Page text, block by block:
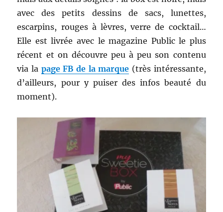
avec des petits dessins de sacs, lunettes,
escarpins, rouges à lèvres, verre de cocktail…
Elle est livrée avec le magazine Public le plus
récent et on découvre peu à peu son contenu
via la page FB de la marque (très intéressante,
d’ailleurs, pour y puiser des infos beauté du
moment).